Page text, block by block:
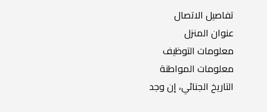
تفاصيل الاتصال
عنوان المنزل
معلومات التوظيف
معلومات المواطنة
التاريخ الجنائي، إن وجد